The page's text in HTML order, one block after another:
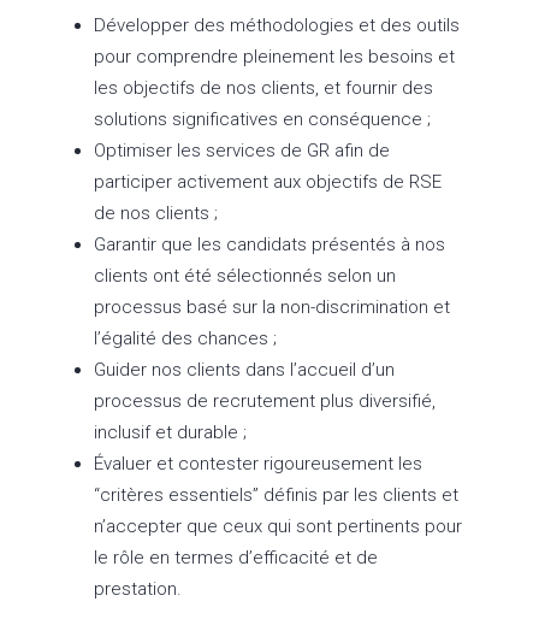
Développer des méthodologies et des outils
pour comprendre pleinement les besoins et
les objectifs de nos clients, et fournir des
solutions significatives en conséquence ;
Optimiser les services de GR afin de
participer activement aux objectifs de RSE
de nos clients ;
Garantir que les candidats présentés à nos
clients ont été sélectionnés selon un
processus basé sur la non-discrimination et
l’égalité des chances ;
Guider nos clients dans l’accueil d’un
processus de recrutement plus diversifié,
inclusif et durable ;
Évaluer et contester rigoureusement les
“critères essentiels” définis par les clients et
n’accepter que ceux qui sont pertinents pour
le rôle en termes d’efficacité et de
prestation.